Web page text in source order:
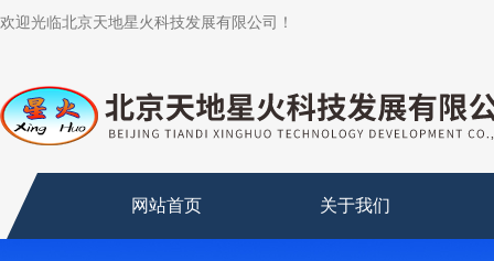
欢迎光临北京天地星火科技发展有限公司！
网站首页 关于我们